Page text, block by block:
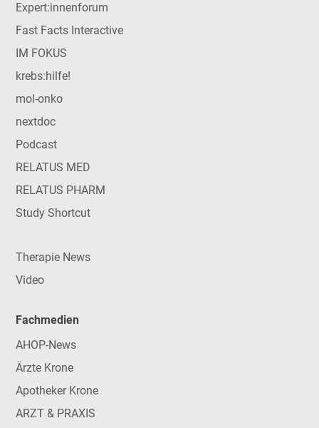
Expert:innenforum
Fast Facts Interactive
IM FOKUS
krebs:hilfe!
mol-onko
nextdoc
Podcast
RELATUS MED
RELATUS PHARM
Study Shortcut
Therapie News
Video
Fachmedien
AHOP-News
Ärzte Krone
Apotheker Krone
ARZT & PRAXIS